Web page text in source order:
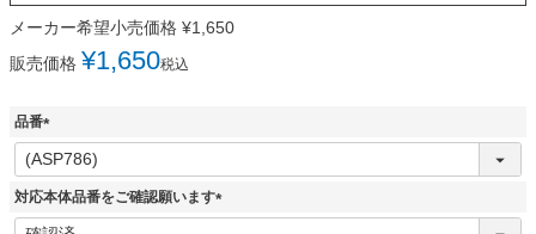
メーカー希望小売価格 ¥1,650
販売価格 ¥1,650税込
品番
(
必
須
対応本体品番をご確認願います
(